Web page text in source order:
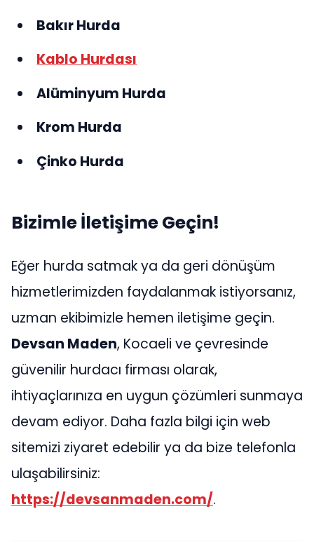
Bakır Hurda
Kablo Hurdası
Alüminyum Hurda
Krom Hurda
Çinko Hurda
Bizimle İletişime Geçin!
Eğer hurda satmak ya da geri dönüşüm
hizmetlerimizden faydalanmak istiyorsanız,
uzman ekibimizle hemen iletişime geçin.
Devsan Maden, Kocaeli ve çevresinde
güvenilir hurdacı firması olarak,
ihtiyaçlarınıza en uygun çözümleri sunmaya
devam ediyor. Daha fazla bilgi için web
sitemizi ziyaret edebilir ya da bize telefonla
ulaşabilirsiniz:
https://devsanmaden.com/.